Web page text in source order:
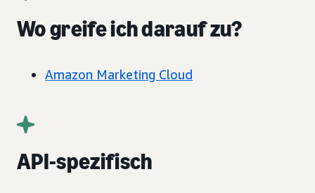
Wo greife ich darauf zu?
Amazon Marketing Cloud
API-spezifisch